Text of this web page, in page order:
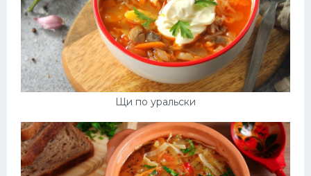
Щи по уральски